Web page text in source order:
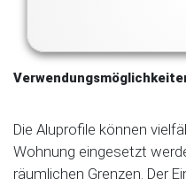
Die Aluprofile können
Wohnung eingesetzt
räumlichen Grenzen. Der